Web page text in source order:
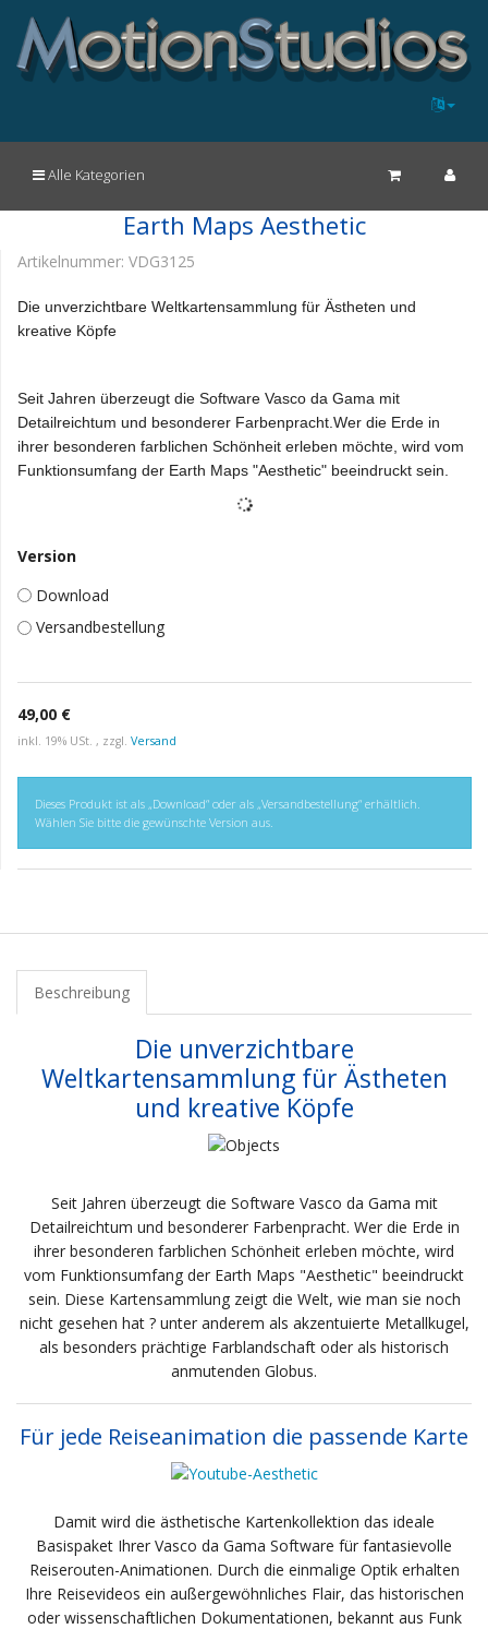
Alle Kategorien
Earth Maps Aesthetic
Artikelnummer: VDG3125
Die unverzichtbare Weltkartensammlung für Ästheten und
kreative Köpfe
Seit Jahren überzeugt die Software Vasco da Gama mit
Detailreichtum und besonderer Farbenpracht.Wer die Erde in
ihrer besonderen farblichen Schönheit erleben möchte, wird vom
Funktionsumfang der Earth Maps "Aesthetic" beeindruckt sein.
Version
Download
Versandbestellung
49,00 €
inkl. 19% USt. , zzgl. Versand
Dieses Produkt ist als „Download“ oder als „Versandbestellung“ erhältlich.
Wählen Sie bitte die gewünschte Version aus.
Beschreibung
Die unverzichtbare
Weltkartensammlung für Ästheten
und kreative Köpfe
Seit Jahren überzeugt die Software Vasco da Gama mit
Detailreichtum und besonderer Farbenpracht. Wer die Erde in
ihrer besonderen farblichen Schönheit erleben möchte, wird
vom Funktionsumfang der Earth Maps "Aesthetic" beeindruckt
sein. Diese Kartensammlung zeigt die Welt, wie man sie noch
nicht gesehen hat ? unter anderem als akzentuierte Metallkugel,
als besonders prächtige Farblandschaft oder als historisch
anmutenden Globus.
Für jede Reiseanimation die passende Karte
Damit wird die ästhetische Kartenkollektion das ideale
Basispaket Ihrer Vasco da Gama Software für fantasievolle
Reiserouten-Animationen. Durch die einmalige Optik erhalten
Ihre Reisevideos ein außergewöhnliches Flair, das historischen
oder wissenschaftlichen Dokumentationen, bekannt aus Funk